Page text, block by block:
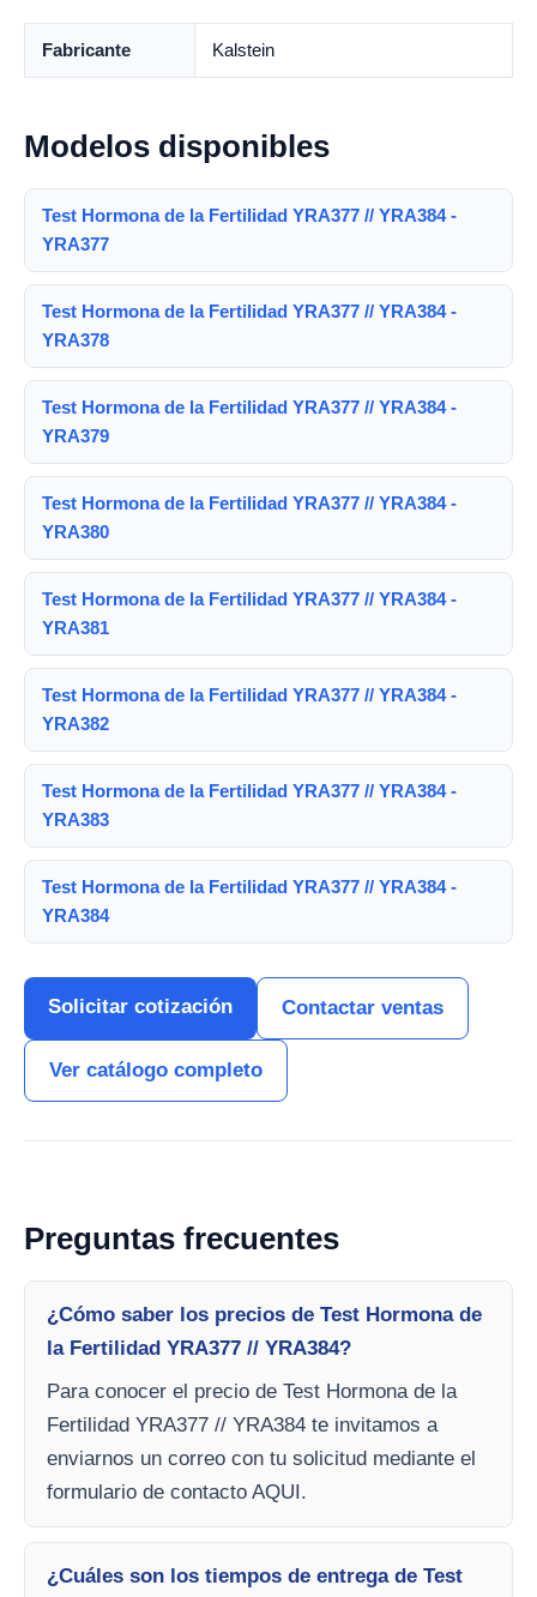
Fabricante Kalstein
Modelos disponibles
Test Hormona de la Fertilidad YRA377 // YRA384 -
YRA377
Test Hormona de la Fertilidad YRA377 // YRA384 -
YRA378
Test Hormona de la Fertilidad YRA377 // YRA384 -
YRA379
Test Hormona de la Fertilidad YRA377 // YRA384 -
YRA380
Test Hormona de la Fertilidad YRA377 // YRA384 -
YRA381
Test Hormona de la Fertilidad YRA377 // YRA384 -
YRA382
Test Hormona de la Fertilidad YRA377 // YRA384 -
YRA383
Test Hormona de la Fertilidad YRA377 // YRA384 -
YRA384
Solicitar cotización Contactar ventas
Ver catálogo completo
Preguntas frecuentes
¿Cómo saber los precios de Test Hormona de
la Fertilidad YRA377 // YRA384?
Para conocer el precio de Test Hormona de la
Fertilidad YRA377 // YRA384 te invitamos a
enviarnos un correo con tu solicitud mediante el
formulario de contacto AQUI.
¿Cuáles son los tiempos de entrega de Test